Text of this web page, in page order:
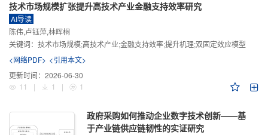
技术市场规模扩张提升高技术产业金融支持效率研究
AI导读
陈伟,卢钰萍,林晖桐
关键词： 技术市场规模;高技术产业;金融支持效率;提升机理;双固定效应模型
<网络PDF> <引用本文>
更新时间： 2026-06-30
11
| 1 | 1
政府采购如何推动企业数字技术创新——基
于产业链供应链韧性的实证研究